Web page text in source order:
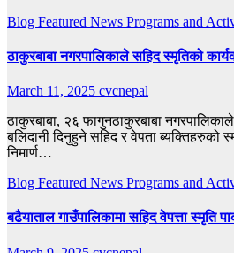
Blog Featured News Programs and
ठाकुरबाबा नगरपालिकाले सहिद स्मृतिको
March 11, 2025 cvcnepal
ठाकुरबाबा, २६ फागुनठाकुरबाबा
बलिदानी दिनुहुने सहिद र वेपता ब्यक्तिहरुको
निमार्ण…
Blog Featured News Programs and
बढैयाताल गाउँपालिकामा सहिद वेपत्ता स्मृति